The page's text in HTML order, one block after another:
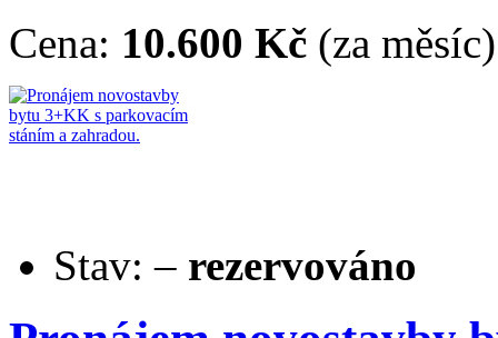
Cena: 10.600 Kč (za měsíc)
Stav: – rezervováno